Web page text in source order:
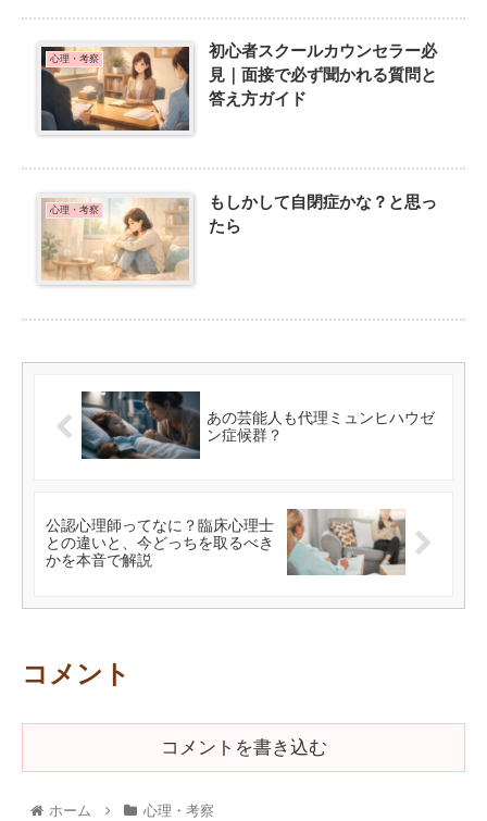
心理・考察
初心者スクールカウンセラー必
見｜面接で必ず聞かれる質問と
答え方ガイド
心理・考察
もしかして自閉症かな？と思っ
たら
あの芸能人も代理ミュンヒハウゼ
ン症候群？
公認心理師ってなに？臨床心理士
との違いと、今どっちを取るべき
かを本音で解説
コメント
コメントを書き込む
ホーム 心理・考察